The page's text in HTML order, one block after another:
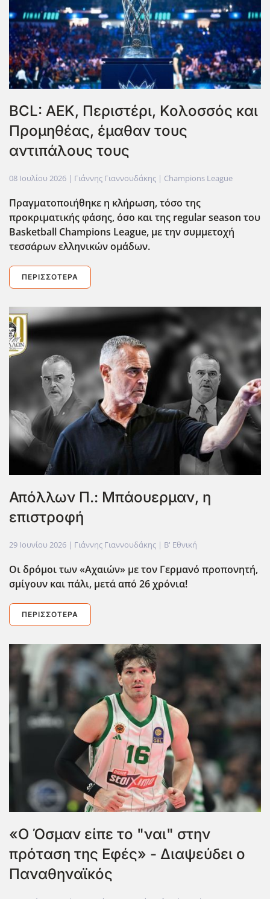
BCL: ΑΕΚ, Περιστέρι, Κολοσσός και
Προμηθέας, έμαθαν τους
αντιπάλους τους
08 Ιουλίου 2026 | Γιάννης Γιαννουδάκης | Champions League
Πραγματοποιήθηκε η κλήρωση, τόσο της
προκριματικής φάσης, όσο και της regularseason του
Basketball Champions League, με την συμμετοχή
τεσσάρων ελληνικών ομάδων.
ΠΕΡΙΣΣΌΤΕΡΑ
Απόλλων Π.: Μπάουερμαν, η
επιστροφή
29 Ιουνίου 2026 | Γιάννης Γιαννουδάκης | Β' Εθνική
Οι δρόμοι των «Αχαιών» με τον Γερμανό προπονητή,
σμίγουν και πάλι, μετά από 26 χρόνια!
ΠΕΡΙΣΣΌΤΕΡΑ
«Ο Όσμαν είπε το "ναι" στην
πρόταση της Εφές» - Διαψεύδει ο
Παναθηναϊκός